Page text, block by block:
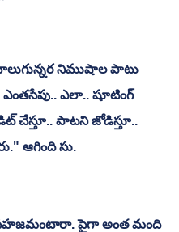
నిముషాల పాటు
ఎలా.. షూటింగ్
చేస్తూ.. పాటని జోడిస్తూ..
ఆగింది సు.
సహజమంటారా. పైగా అంత మంది